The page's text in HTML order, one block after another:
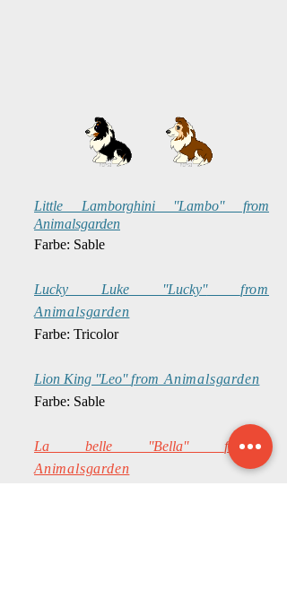
Little Lamborghini ''Lambo'' from
Animalsgarden
Farbe: Sable
Lucky Luke ''Lucky''
from
Animalsgarden
Farbe: Tricolor
Lion King ''Leo''from Animalsgarden
Farbe: Sable
La belle ''Bella'' from
Animalsgarden